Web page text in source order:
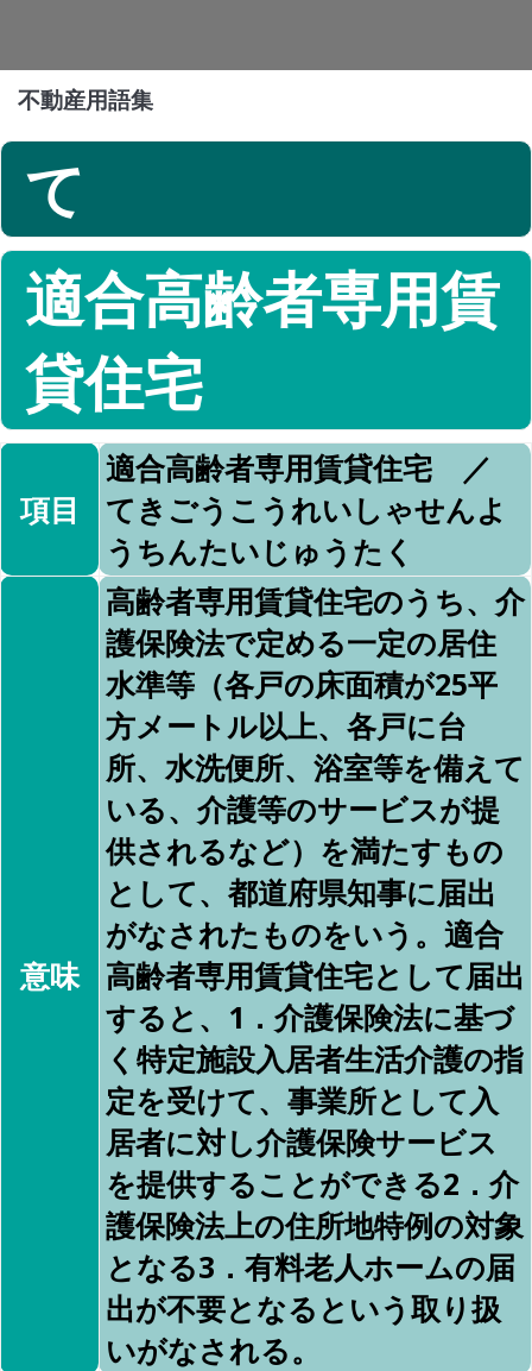
不動産用語集
て
適合高齢者専用賃
貸住宅
項目
適合高齢者専用賃貸住宅 ／
てきごうこうれいしゃせんよ
うちんたいじゅうたく
意味
高齢者専用賃貸住宅のうち、介
護保険法で定める一定の居住
水準等（各戸の床面積が25平
方メートル以上、各戸に台
所、水洗便所、浴室等を備えて
いる、介護等のサービスが提
供されるなど）を満たすもの
として、都道府県知事に届出
がなされたものをいう。適合
高齢者専用賃貸住宅として届出
すると、1．介護保険法に基づ
く特定施設入居者生活介護の指
定を受けて、事業所として入
居者に対し介護保険サービス
を提供することができる2．介
護保険法上の住所地特例の対象
となる3．有料老人ホームの届
出が不要となるという取り扱
いがなされる。